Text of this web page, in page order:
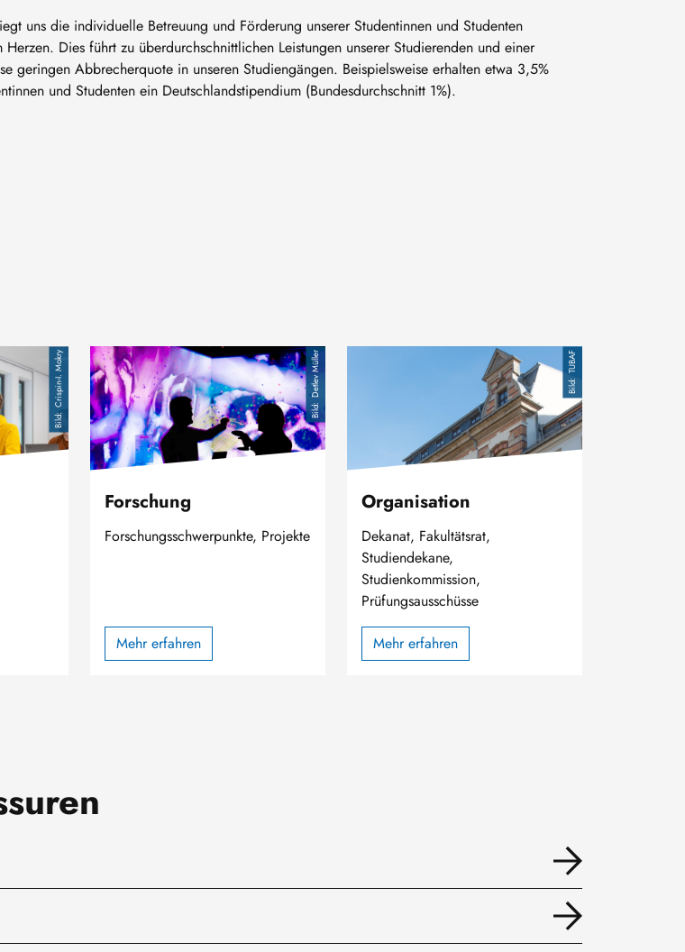
uns die individuelle Betreuung und Förderung unserer Studentinnen und Studenten
Herzen. Dies führt zu überdurchschnittlichen Leistungen unserer Studierenden und einer
geringen Abbrecherquote in unseren Studiengängen. Beispielsweise erhalten etwa 3,5%
und Studenten ein Deutschlandstipendium (Bundesdurchschnitt 1%).
Crispin-I. Mokry Bild Detlev Müller
Forschung
Forschungsschwerpunkte, Projekte
Mehr erfahren
TUBAF
Organisation
Dekanat, Fakultätsrat,
Studiendekane,
Studienkommission,
Prüfungsausschüsse
Mehr erfahren